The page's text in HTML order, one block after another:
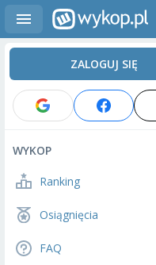
ZALOGUJ SIĘ
WYKOP
Ranking
Osiągnięcia
FAQ